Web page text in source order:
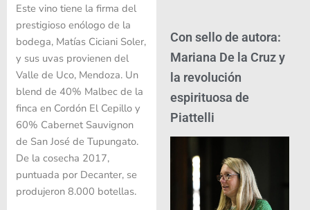
Este vino tiene la firma del
prestigioso enólogo de la
bodega, Matías Ciciani Soler,
y sus uvas provienen del
Valle de Uco, Mendoza. Un
blend de 40% Malbec de la
finca en Cordón El Cepillo y
60% Cabernet Sauvignon
de San José de Tupungato.
De la cosecha 2017,
puntuada por Decanter, se
produjeron 8.000 botellas.
Con sello de autora:
Mariana De la Cruz y
la revolución
espirituosa de
Piattelli